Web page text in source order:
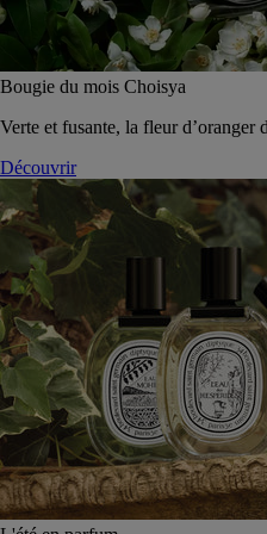
Bougie du mois Choisya
Verte et fusante, la fleur d’oranger
Découvrir